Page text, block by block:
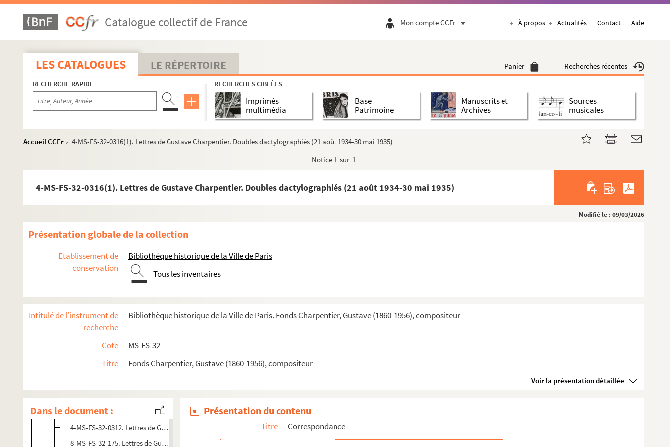
Catalogue collectif de France Mon compte CCFr À propos Actualités Contact Aide
LES CATALOGUES LE RÉPERTOIRE Panier Recherches récentes
RECHERCHE RAPIDE RECHERCHES CIBLÉES
Imprimés
multimédia
Base
Patrimoine
Manuscrits et
Archives
Sources
musicales
Accueil CCFr > 4-MS-FS-32-0316(1). Lettres de Gustave Charpentier. Doubles dactylographiés (21 août 1934-30 mai 1935)
Notice 1 sur 1
4-MS-FS-32-0316(1). Lettres de Gustave Charpentier. Doubles dactylographiés (21 août 1934-30 mai 1935)
Modifié le : 09/03/2026
Présentation globale de la collection
Etablissement de
conservation
Bibliothèque historique de la Ville de Paris
Tous les inventaires
Intitulé de l'instrument de
recherche
Bibliothèque historique de la Ville de Paris. Fonds Charpentier, Gustave (1860-1956), compositeur
Cote
MS-FS-32
Titre
Fonds Charpentier, Gustave (1860-1956), compositeur
Voir la présentation détaillée
Dans le document :
Oeuvres de Gustave Charpentier
Correspondance
Correspondance active
Lettres de Gustave Charpentier à ses parents
Lettres de Gustave Charpentier. Doubles dactylographiés
4-MS-FS-32-0296. Lettres de Gustave Charpentier. Doubles dactylographiés (1927-1931)
4-MS-FS-32-0312. Lettres de Gustave Charpentier. Doubles dactylographiés (8 janvier 1930-11 juin 1931)
8-MS-FS-32-175. Lettres de Gustave Charpentier. Doubles dactylographiés (8 janvier 1930-11 juin 1931)
Présentation du contenu
Titre Correspondance